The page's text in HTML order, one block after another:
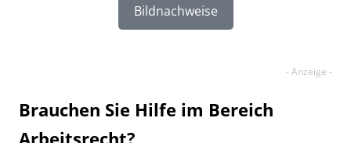
Bildnachweise
Brauchen Sie Hilfe im Bereich
Arbeitsrecht?